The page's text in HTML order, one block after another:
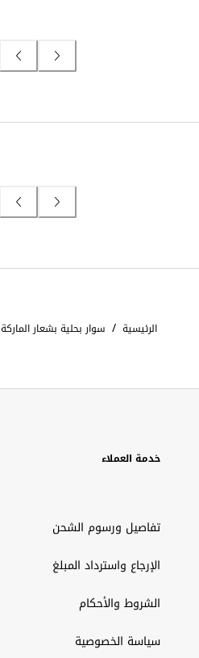
الرئيسية / سوار بحلية بشعار الماركة
خدمة العملاء
تفاصيل ورسوم الشحن
الإرجاع واسترداد المبلغ
الشروط والأحكام
سياسة الخصوصية